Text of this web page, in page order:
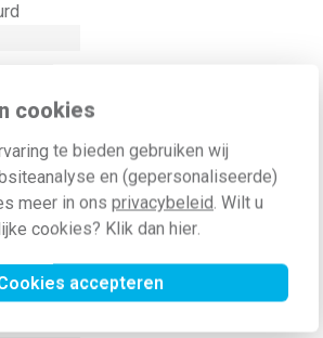
cookies
te bieden gebruiken wij
en (gepersonaliseerde)
meer in ons privacybeleid. Wilt u
cookies? Klik dan hier.
accepteren